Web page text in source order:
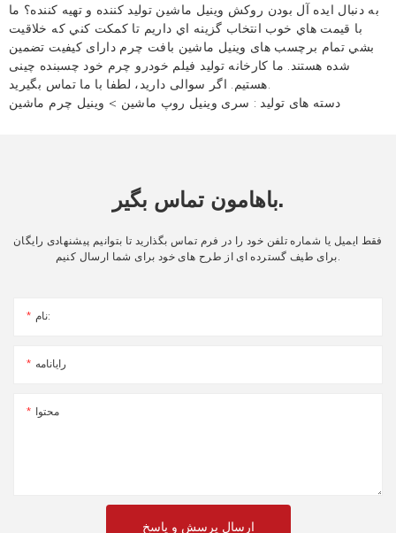
به دنبال ایده آل بودن روکش وینیل ماشین تولید کننده و تهیه کننده؟ ما
با قيمت هاي خوب انتخاب گزينه اي داريم تا کمکت کني که خلاقيت
بشي تمام برچسب های وینیل ماشین بافت چرم دارای کیفیت تضمین
شده هستند. ما کارخانه تولید فیلم خودرو چرم خود چسبنده چینی
هستیم. اگر سوالی دارید، لطفا با ما تماس بگیرید.
دسته های تولید : سری وینیل روپ ماشین > وینیل چرم ماشین
باهامون تماس بگير.
فقط ایمیل یا شماره تلفن خود را در فرم تماس بگذارید تا بتوانیم پیشنهادی رایگان
نام:
رایانامه
محتوا
ارسال پرسش و پاسخ